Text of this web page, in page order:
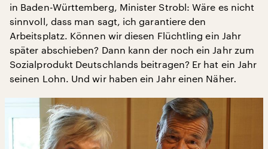
in Baden-Württemberg, Minister Strobl: Wäre es nicht
sinnvoll, dass man sagt, ich garantiere den
Arbeitsplatz. Können wir diesen Flüchtling ein Jahr
später abschieben? Dann kann der noch ein Jahr zum
Sozialprodukt Deutschlands beitragen? Er hat ein Jahr
seinen Lohn. Und wir haben ein Jahr einen Näher.